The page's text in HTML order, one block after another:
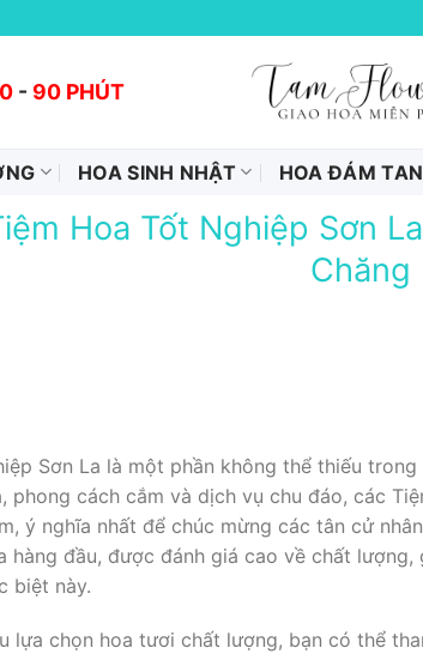
- 90 PHÚT
HOA SINH NHẬT HOA ĐÁM
Hoa Tốt Nghiệp Sơn
Chăng
Sơn La là một phần không thể thiếu
phong cách cắm và dịch vụ chu đáo, các
ý nghĩa nhất để chúc mừng các tân cử
hàng đầu, được đánh giá cao về chất
biệt này.
lựa chọn hoa tươi chất lượng, bạn có thể